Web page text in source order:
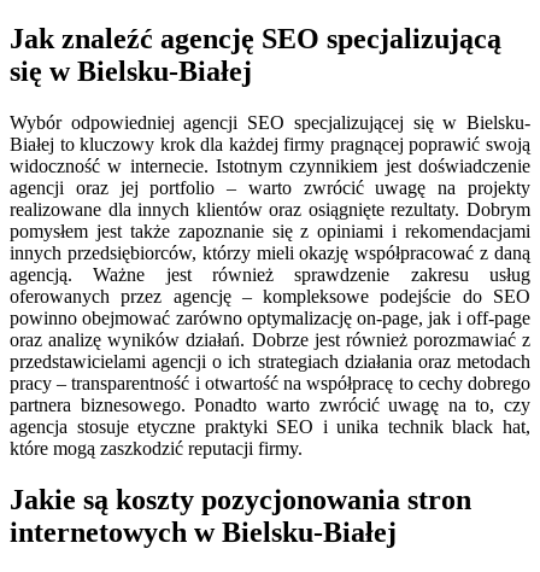
Jak znaleźć agencję SEO specjalizującą
się w Bielsku-Białej
Wybór odpowiedniej agencji SEO specjalizującej się w Bielsku-
Białej to kluczowy krok dla każdej firmy pragnącej poprawić swoją
widoczność w internecie. Istotnym czynnikiem jest doświadczenie
agencji oraz jej portfolio – warto zwrócić uwagę na projekty
realizowane dla innych klientów oraz osiągnięte rezultaty. Dobrym
pomysłem jest także zapoznanie się z opiniami i rekomendacjami
innych przedsiębiorców, którzy mieli okazję współpracować z daną
agencją. Ważne jest również sprawdzenie zakresu usług
oferowanych przez agencję – kompleksowe podejście do SEO
powinno obejmować zarówno optymalizację on-page, jak i off-page
oraz analizę wyników działań. Dobrze jest również porozmawiać z
przedstawicielami agencji o ich strategiach działania oraz metodach
pracy – transparentność i otwartość na współpracę to cechy dobrego
partnera biznesowego. Ponadto warto zwrócić uwagę na to, czy
agencja stosuje etyczne praktyki SEO i unika technik black hat,
które mogą zaszkodzić reputacji firmy.
Jakie są koszty pozycjonowania stron
internetowych w Bielsku-Białej